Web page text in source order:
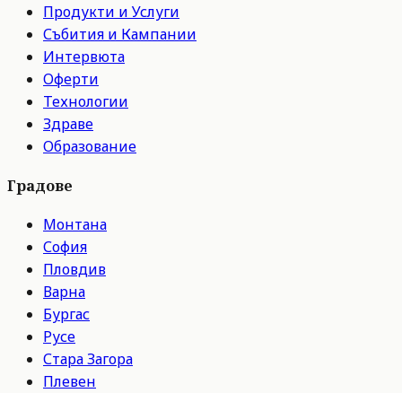
Продукти и Услуги
Събития и Кампании
Интервюта
Оферти
Технологии
Здраве
Образование
Градове
Монтана
София
Пловдив
Варна
Бургас
Русе
Стара Загора
Плевен